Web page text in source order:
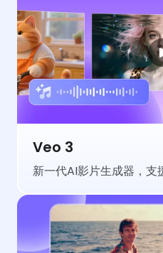
Veo 3
新一代AI影片生成器，支